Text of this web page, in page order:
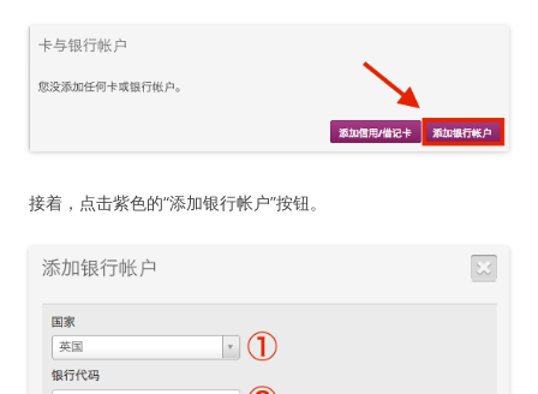
接着，点击紫色的“添加银行帐户”按钮。